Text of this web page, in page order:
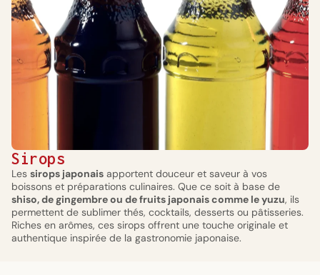
Sirops
Les sirops japonais apportent douceur et saveur à vos
boissons et préparations culinaires. Que ce soit à base de
shiso, de gingembre ou de fruits japonais comme le yuzu, ils
permettent de sublimer thés, cocktails, desserts ou pâtisseries.
Riches en arômes, ces sirops offrent une touche originale et
authentique inspirée de la gastronomie japonaise.